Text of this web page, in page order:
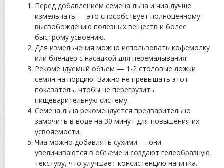
Перед добавлением семена льна и чиа лучше
измельчать — это способствует полноценному
высвобождению полезных веществ и более
быстрому усвоению.
Для измельчения можно использовать кофемолку
или блендер с насадкой для перемалывания.
Рекомендуемый объем — 1-2 столовые ложки
семян на порцию. Важно не превышать этот
показатель, чтобы не перегрузить
пищеварительную систему.
Семена льна рекомендуется предварительно
замочить в воде на 30 минут для повышения их
усвояемости.
Чиа можно добавлять сухими — они
увеличиваются в объеме и создают гелеобразную
текстуру, что улучшает консистенцию напитка.